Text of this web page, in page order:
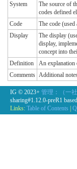
System
The source of
codes defined
Code
The code (used
Display
The display
display,
concept into
Definition
An explanation
Comments Additional
IG © 2023+ 管理：（一
sharing#1.12.0-preR1
Links: Table of Contents